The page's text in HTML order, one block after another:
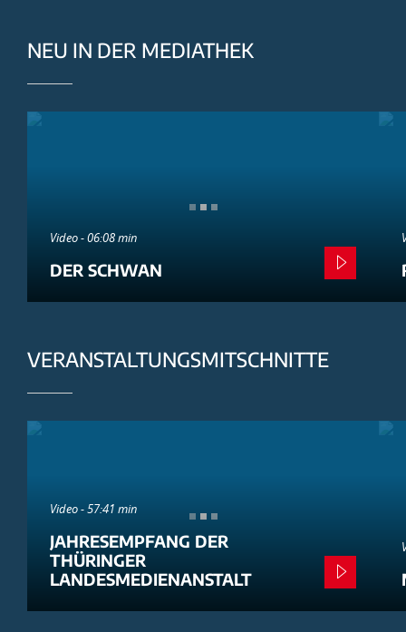
NEU IN DER MEDIATHEK
Video - 06:08 min
DER SCHWAN
VERANSTALTUNGSMITSCHNITTE
Video - 57:41 min
JAHRESEMPFANG DER
THÜRINGER
LANDESMEDIENANSTALT